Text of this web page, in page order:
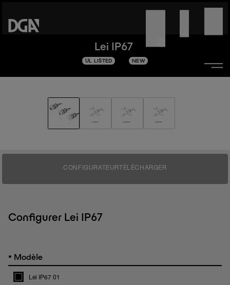
Lei IP67
UL LISTED NEW
CONFIGURATEURTÉLÉCHARGER
Configurer Lei IP67
• Modèle
Lei IP67 01